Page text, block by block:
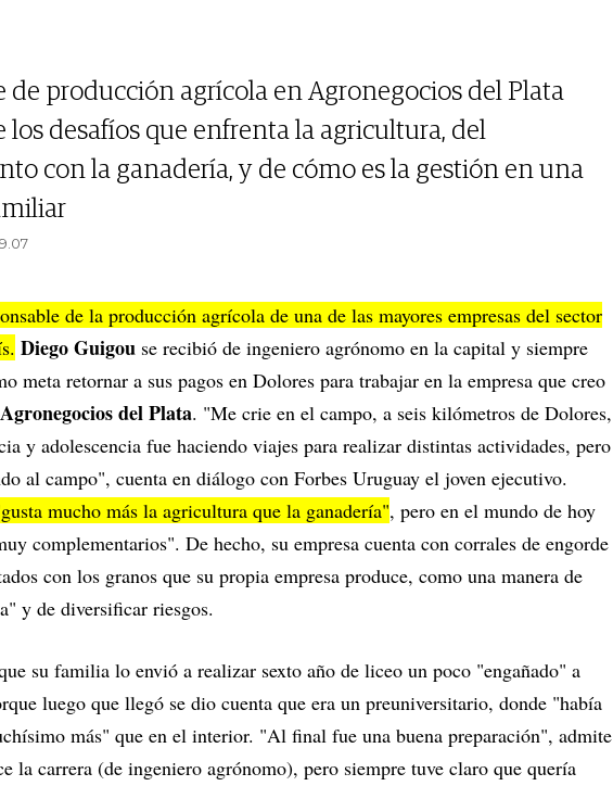
de producción agrícola en Agronegocios del Plata
los desafíos que enfrenta la agricultura, del
con la ganadería, y de cómo es la gestión en una
de la producción agrícola de una de las mayores empresas del sector
Diego Guigou se recibió de ingeniero agrónomo en la capital y siempre
meta retornar a sus pagos en Dolores para trabajar en la empresa que creo
del Plata. "Me crie en el campo, a seis kilómetros de Dolores,
y adolescencia fue haciendo viajes para realizar distintas actividades, pero
al campo", cuenta en diálogo con Forbes Uruguay el joven ejecutivo.
mucho más la agricultura que la ganadería", pero en el mundo de hoy
complementarios". De hecho, su empresa cuenta con corrales de engorde
con los granos que su propia empresa produce, como una manera de
y de diversificar riesgos.
su familia lo envió a realizar sexto año de liceo un poco "engañado" a
luego que llegó se dio cuenta que era un preuniversitario, donde "había
más" que en el interior. "Al final fue una buena preparación", admite
la carrera (de ingeniero agrónomo), pero siempre tuve claro que quería